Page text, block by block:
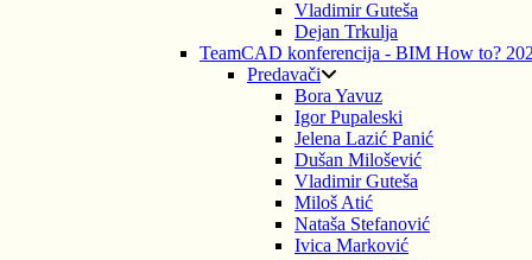
Vladimir Guteša
Dejan Trkulja
TeamCAD konferencija - BIM How to?
Predavači
Bora Yavuz
Igor Pupaleski
Jelena Lazić Panić
Dušan Milošević
Vladimir Guteša
Miloš Atić
Nataša Stefanović
Ivica Marković